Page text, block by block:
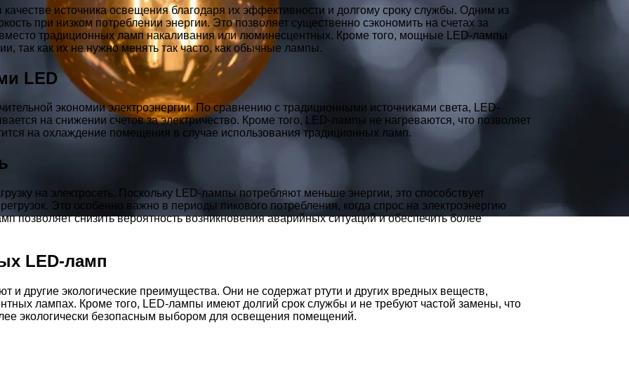
источника освещения благодаря их эффективности и долгому сроку службы. Одним из
при низком потреблении энергии. Это позволяет существенно сэкономить на счетах за
традиционных ламп накаливания или люминесцентных. Кроме того, мощные LED-лампы
так как их не нужно менять так часто, как обычные лампы.
LED
экономии электроэнергии. По сравнению с традиционными источниками света, LED-
на снижении счетов за электричество. Кроме того, LED-лампы не нагреваются, что позволяет
на охлаждение помещения в случае использования традиционных ламп.
на электросеть. Поскольку LED-лампы потребляют меньше энергии, это способствует
Это особенно важно в периоды пикового потребления, когда спрос на электроэнергию
позволяет снизить вероятность возникновения аварийных ситуаций и обеспечить более
LED-ламп
другие экологические преимущества. Они не содержат ртути и других вредных веществ,
лампах. Кроме того, LED-лампы имеют долгий срок службы и не требуют частой замены, что
экологически безопасным выбором для освещения помещений.